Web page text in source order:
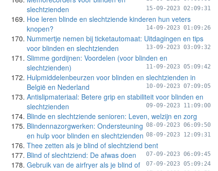
slechtzienden
15-09-2023 02:09:31
Hoe leren blinde en slechtziende kinderen hun veters
knopen?
14-09-2023 01:09:26
Nummertje nemen bij ticketautomaat: Uitdagingen en tips
voor blinden en slechtzienden
13-09-2023 03:09:32
Slimme gordijnen: Voordelen (voor blinden en
slechtzienden)
11-09-2023 05:09:42
Hulpmiddelenbeurzen voor blinden en slechtzienden in
België en Nederland
10-09-2023 07:09:05
Antislipmateriaal: Betere grip en stabiliteit voor blinden en
slechtzienden
09-09-2023 11:09:00
Blinde en slechtziende senioren: Leven, welzijn en zorg
08-09-2023 06:09:50
Blindennazorgwerken: Ondersteuning
en hulp voor blinden en slechtzienden 08-09-2023 12:09:31
Thee zetten als je blind of slechtziend bent
07-09-2023 06:09:45
Blind of slechtziend: De afwas doen
07-09-2023 05:09:24
Gebruik van de airfryer als je blind of